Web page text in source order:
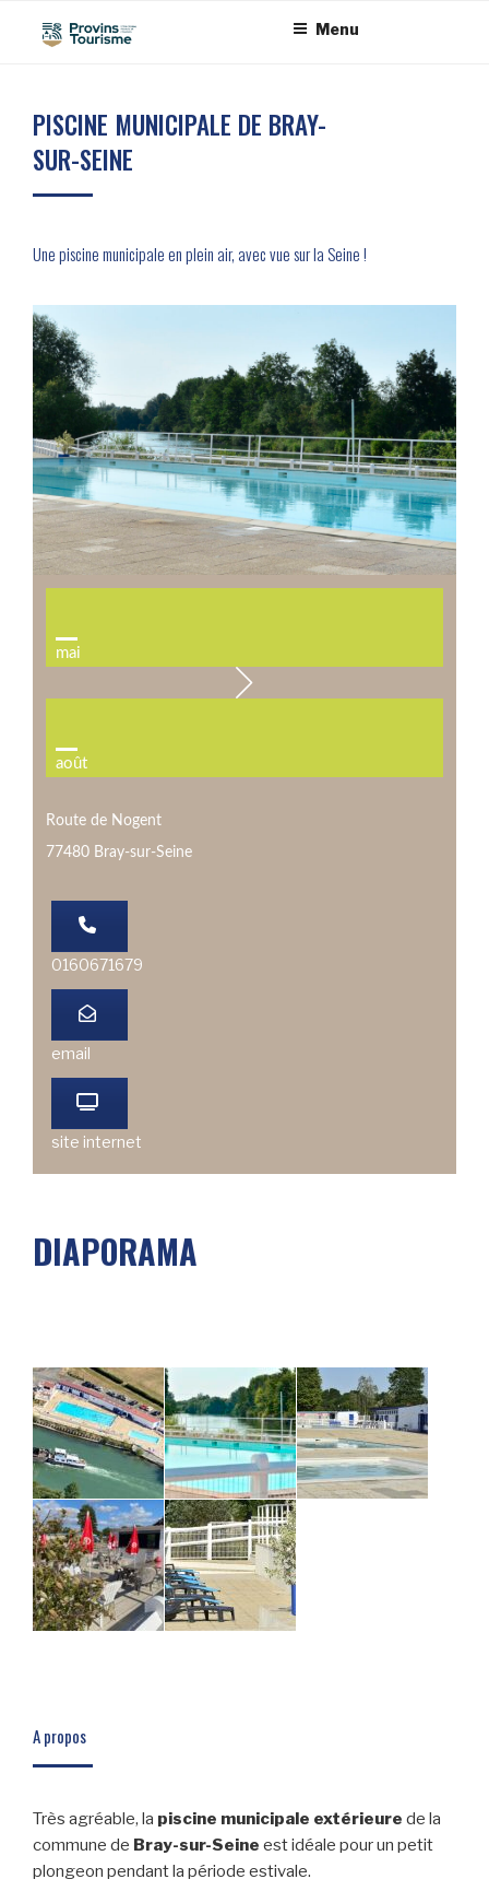
Menu
PISCINE MUNICIPALE DE BRAY-
SUR-SEINE
Une piscine municipale en plein air, avec vue sur la Seine !
mai
août
Route de Nogent
77480 Bray-sur-Seine
0160671679
email
site internet
DIAPORAMA
A propos
Très agréable, la piscine municipale extérieure de la
commune de Bray-sur-Seine est idéale pour un petit
plongeon pendant la période estivale.